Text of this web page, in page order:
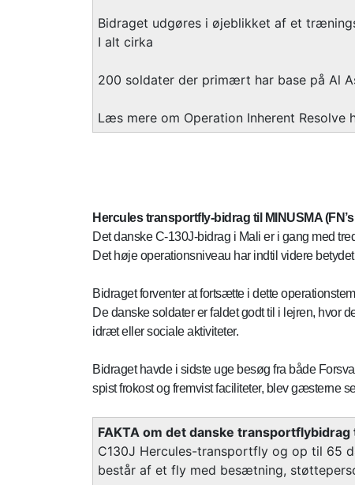
Bidraget udgøres i øjeblikket af et
I alt cirka
200 soldater der primært har base på Al
Læs mere om Operation Inherent Resolve
Hercules transportfly-bidrag til MINUSMA
Det danske C-130J-bidrag i Mali er i gang med
Det høje operationsniveau har indtil videre
Bidraget forventer at fortsætte i dette
De danske soldater er faldet godt til i lejren, hvor
idræt eller sociale aktiviteter.
Bidraget havde i sidste uge besøg fra både
spist frokost og fremvist faciliteter, blev gæsterne
FAKTA om det danske transportflybidrag
C130J Hercules-transportfly og op til 65
består af et fly med besætning,